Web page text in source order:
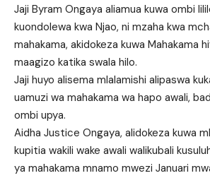
Jaji Byram Ongaya aliamua kuwa ombi
kuondolewa kwa Njao, ni mzaha kwa
mahakama, akidokeza kuwa Mahakama
maagizo katika swala hilo.
Jaji huyo alisema mlalamishi alipaswa
uamuzi wa mahakama wa hapo awali,
ombi upya.
Aidha Justice Ongaya, alidokeza kuwa
kupitia wakili wake awali walikubali
ya mahakama mnamo mwezi Januari